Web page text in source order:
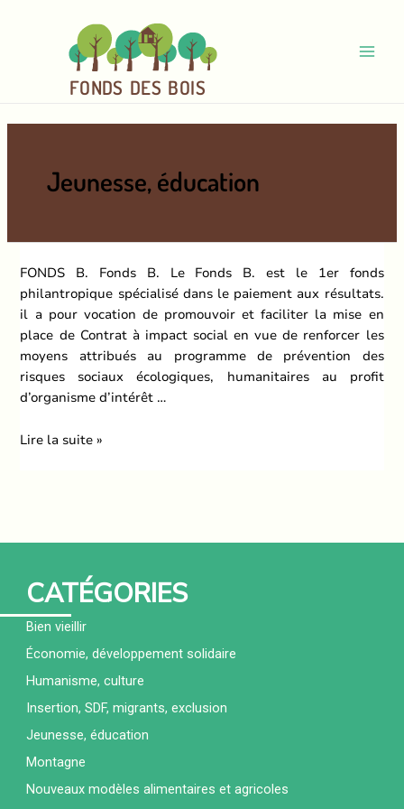
FONDS DES BOIS
Jeunesse, éducation
FONDS B. Fonds B. Le Fonds B. est le 1er fonds
philantropique spécialisé dans le paiement aux résultats.
il a pour vocation de promouvoir et faciliter la mise en
place de Contrat à impact social en vue de renforcer les
moyens attribués au programme de prévention des
risques sociaux écologiques, humanitaires au profit
d’organisme d’intérêt …
Fonds
Lire la suite »
CATÉGORIES
Bien vieillir
Économie, développement solidaire
Humanisme, culture
Insertion, SDF, migrants, exclusion
Jeunesse, éducation
Montagne
Nouveaux modèles alimentaires et agricoles